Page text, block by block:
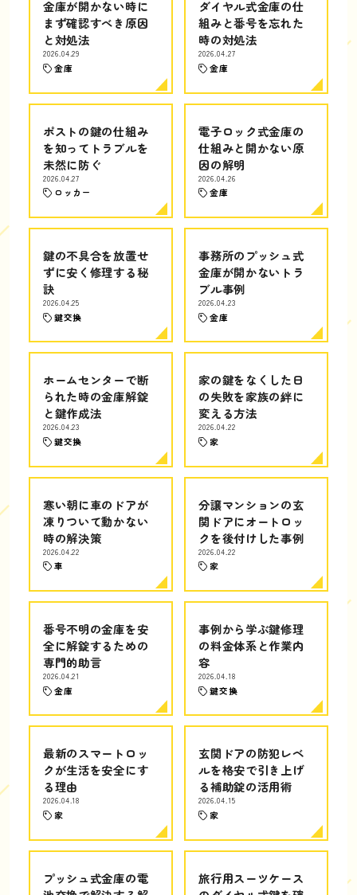
金庫が開かない時に
まず確認すべき原因
と対処法
2026.04.29
金庫
ダイヤル式金庫の仕
組みと番号を忘れた
時の対処法
2026.04.27
金庫
ポストの鍵の仕組み
を知ってトラブルを
未然に防ぐ
2026.04.27
ロッカー
電子ロック式金庫の
仕組みと開かない原
因の解明
2026.04.26
金庫
鍵の不具合を放置せ
ずに安く修理する秘
訣
2026.04.25
鍵交換
事務所のプッシュ式
金庫が開かないトラ
ブル事例
2026.04.23
金庫
ホームセンターで断
られた時の金庫解錠
と鍵作成法
2026.04.23
鍵交換
家の鍵をなくした日
の失敗を家族の絆に
変える方法
2026.04.22
家
寒い朝に車のドアが
凍りついて動かない
時の解決策
2026.04.22
車
分譲マンションの玄
関ドアにオートロッ
クを後付けした事例
2026.04.22
家
番号不明の金庫を安
全に解錠するための
専門的助言
2026.04.21
金庫
事例から学ぶ鍵修理
の料金体系と作業内
容
2026.04.18
鍵交換
最新のスマートロッ
クが生活を安全にす
る理由
2026.04.18
家
玄関ドアの防犯レベ
ルを格安で引き上げ
る補助錠の活用術
2026.04.15
家
プッシュ式金庫の電
旅行用スーツケース